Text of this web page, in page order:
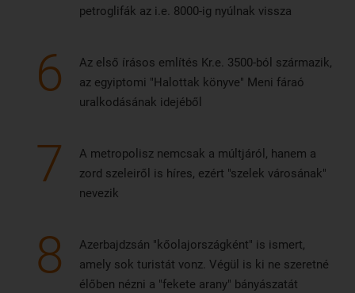
petroglifák az i.e. 8000-ig nyúlnak vissza
6
Az első írásos említés Kr.e. 3500-ból származik,
az egyiptomi "Halottak könyve" Meni fáraó
uralkodásának idejéből
7
A metropolisz nemcsak a múltjáról, hanem a
zord szeleiről is híres, ezért "szelek városának"
nevezik
8
Azerbajdzsán "kőolajországként" is ismert,
amely sok turistát vonz. Végül is ki ne szeretné
élőben nézni a "fekete arany" bányászatát